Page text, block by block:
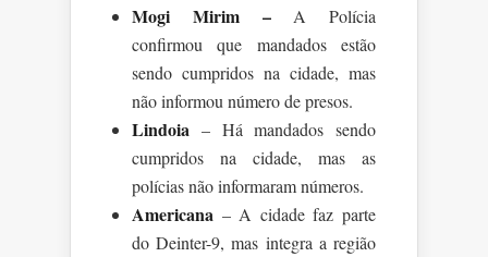
Mogi Mirim –A Polícia
confirmou que mandados estão
sendo cumpridos na cidade, mas
não informou número de presos.
Lindoia – Há mandados sendo
cumpridos na cidade, mas as
polícias não informaram números.
Americana – A cidade faz parte
do Deinter-9, mas integra a região